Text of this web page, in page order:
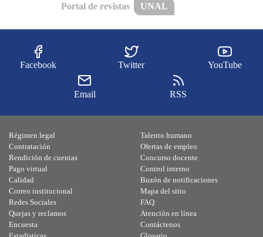
Portal de revistas UNAL
Facebook Twitter YouTube
Email RSS
Régimen legal
Contratación
Rendición de cuentas
Pago virtual
Calidad
Talento humano
Ofertas de empleo
Concurso docente
Control interno
Buzón de notificaciones
Correo institucional
Redes Sociales
Quejas y reclamos
Encuesta
Mapa del sitio
FAQ
Atención en línea
Contáctenos